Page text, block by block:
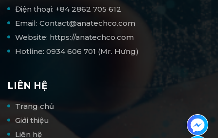
Điện thoại: +84 2862 705 612
Email: Contact@anatechco.com
Website: https://anatechco.com
Hotline: 0934 606 701 (Mr. Hưng)
LIÊN HỆ
Trang chủ
Giới thiệu
Liên hệ